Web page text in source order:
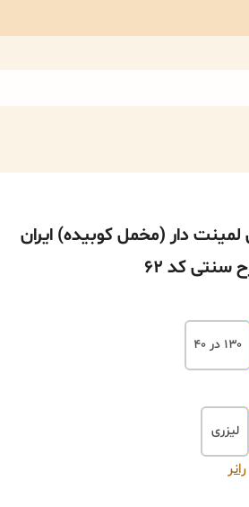
لمینت دار (مخمل کوبیده) ایران
سنتی کد ۶۲
۱۳۰ در ۴۰
لیزری
رانر